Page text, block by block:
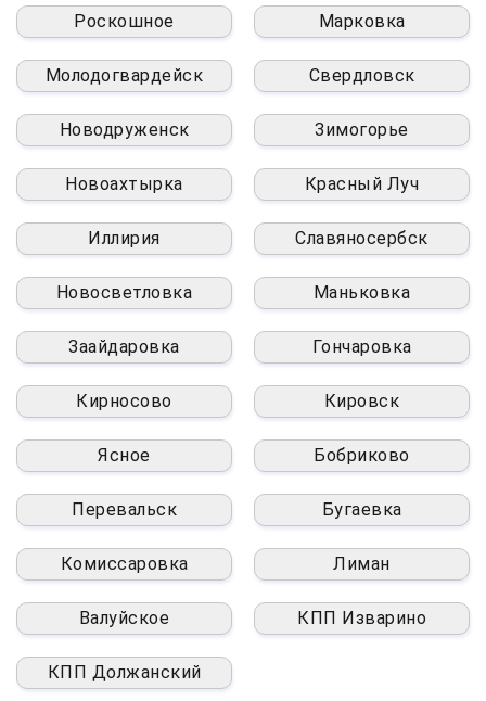
Роскошное Марковка
Молодогвардейск Свердловск
Новодруженск Зимогорье
Новоахтырка Красный Луч
Иллирия Славяносербск
Новосветловка Маньковка
Заайдаровка Гончаровка
Кирносово Кировск
Ясное Бобриково
Перевальск Бугаевка
Комиссаровка Лиман
Валуйское КПП Изварино
КПП Должанский